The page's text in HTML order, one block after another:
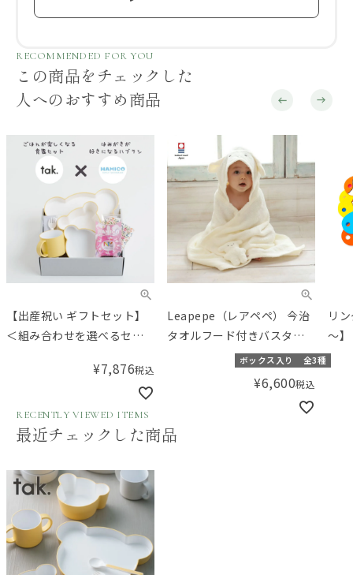
RECOMMENDED FOR YOU
この商品をチェックした
人へのおすすめ商品
【出産祝い ギフトセット】
＜組み合わせを選べるセッ
ィッシュ 楽しいお食事ギフ
ト／Amingオリジナルセッ
ト
¥7,876税込
Leapepe（レアペペ） 今治
タオルフード付きバスタオ
ボックス入り 全3種
¥6,600税込
リ
～】
RECENTLY VIEWED ITEMS
最近チェックした商品